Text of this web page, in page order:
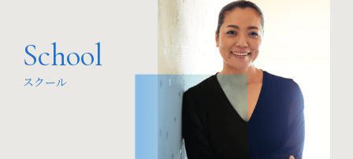
School
スクール